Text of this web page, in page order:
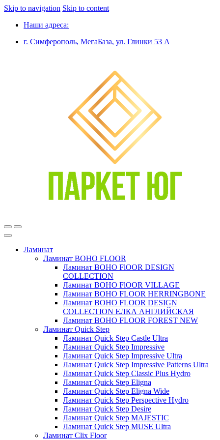
Skip to navigation Skip to content
Наши адреса:
г. Симферополь, МегаБаза, ул. Глинки 53 А
Ламинат
Ламинат BOHO FLOOR
Ламинат BOHO FlOOR DESIGN
COLLECTION
Ламинат BOHO FlOOR VILLAGE
Ламинат BOHO FLOOR HERRINGBONE
Ламинат BOHO FLOOR DESIGN
COLLECTION ЕЛКА АНГЛИЙСКАЯ
Ламинат BOHO FLOOR FOREST NEW
Ламинат Quick Step
Ламинат Quick Step Castle Ultra
Ламинат Quick Step Impressive
Ламинат Quick Step Impressive Ultra
Ламинат Quick Step Impressive Patterns Ultra
Ламинат Quick Step Classic Plus Hydro
Ламинат Quick Step Eligna
Ламинат Quick Step Eligna Wide
Ламинат Quick Step Perspective Hydro
Ламинат Quick Step Desire
Ламинат Quick Step MAJESTIC
Ламинат Quick Step MUSE Ultra
Ламинат Clix Floor